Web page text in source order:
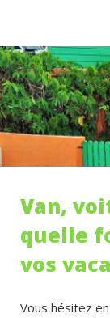
Van,
quelle
vos
Vous hésitez